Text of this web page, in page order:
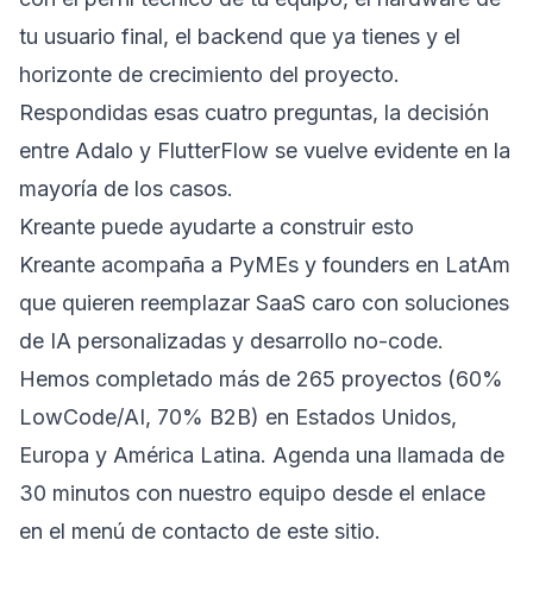
tu usuario final, el backend que ya tienes y el
horizonte de crecimiento del proyecto.
Respondidas esas cuatro preguntas, la decisión
entre Adalo y FlutterFlow se vuelve evidente en la
mayoría de los casos.
Kreante puede ayudarte a construir esto
Kreante acompaña a PyMEs y founders en LatAm
que quieren reemplazar SaaS caro con soluciones
de IA personalizadas y desarrollo no-code.
Hemos completado más de 265 proyectos (60%
LowCode/AI, 70% B2B) en Estados Unidos,
Europa y América Latina. Agenda una llamada de
30 minutos con nuestro equipo desde el enlace
en el menú de contacto de este sitio.